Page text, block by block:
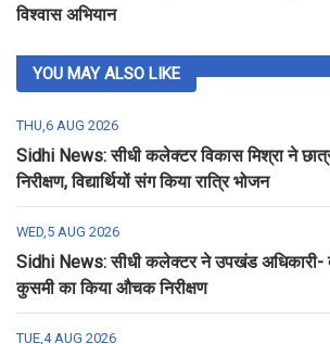
विश्वास अभियान
YOU MAY ALSO LIKE
THU,6 AUG 2026
Sidhi News: सीधी कलेक्टर विकास मिश्रा ने
निरीक्षण, विद्यार्थियों संग किया रात्रि भोजन
WED,5 AUG 2026
Sidhi News: सीधी कलेक्टर ने उपखंड अधिकारी-
कुसमी का किया औचक निरीक्षण
TUE,4 AUG 2026